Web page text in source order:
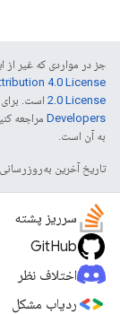
جز در مواردی که غیر
4.0 License
2.0 License است. برای
Developers‏
به آن است.
تاریخ آخرین به‌روزرسانی 2026-07-02 به‌وقت ساعت هماهنگ جهانی.
سرریز پشته
GitHub
اختلاف نظر
ردیاب مشکل